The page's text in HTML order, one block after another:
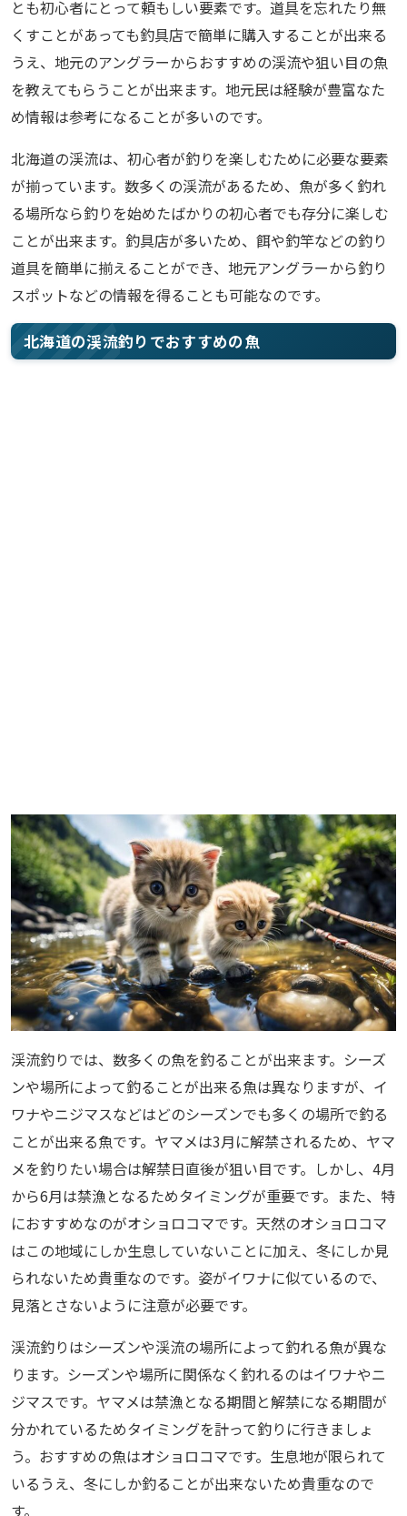
とも初心者にとって頼もしい要素です。道具を忘れたり無
くすことがあっても釣具店で簡単に購入することが出来る
うえ、地元のアングラーからおすすめの渓流や狙い目の魚
を教えてもらうことが出来ます。地元民は経験が豊富なた
め情報は参考になることが多いのです。
北海道の渓流は、初心者が釣りを楽しむために必要な要素
が揃っています。数多くの渓流があるため、魚が多く釣れ
る場所なら釣りを始めたばかりの初心者でも存分に楽しむ
ことが出来ます。釣具店が多いため、餌や釣竿などの釣り
道具を簡単に揃えることができ、地元アングラーから釣り
スポットなどの情報を得ることも可能なのです。
北海道の渓流釣りでおすすめの魚
渓流釣りでは、数多くの魚を釣ることが出来ます。シーズ
ンや場所によって釣ることが出来る魚は異なりますが、イ
ワナやニジマスなどはどのシーズンでも多くの場所で釣る
ことが出来る魚です。ヤマメは3月に解禁されるため、ヤマ
メを釣りたい場合は解禁日直後が狙い目です。しかし、4月
から6月は禁漁となるためタイミングが重要です。また、特
におすすめなのがオショロコマです。天然のオショロコマ
はこの地域にしか生息していないことに加え、冬にしか見
られないため貴重なのです。姿がイワナに似ているので、
見落とさないように注意が必要です。
渓流釣りはシーズンや渓流の場所によって釣れる魚が異な
ります。シーズンや場所に関係なく釣れるのはイワナやニ
ジマスです。ヤマメは禁漁となる期間と解禁になる期間が
分かれているためタイミングを計って釣りに行きましょ
う。おすすめの魚はオショロコマです。生息地が限られて
いるうえ、冬にしか釣ることが出来ないため貴重なので
す。